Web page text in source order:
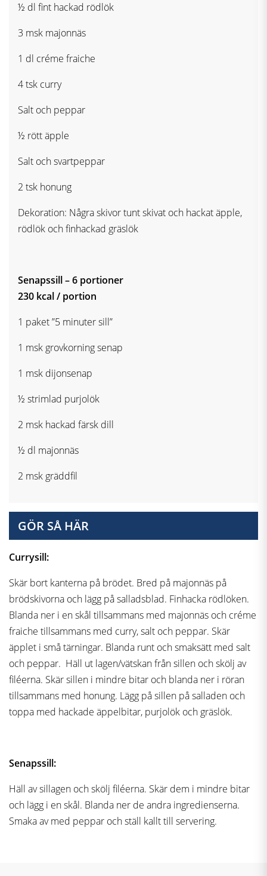
½ dl fint hackad rödlök
3 msk majonnäs
1 dl créme fraiche
4 tsk curry
Salt och peppar
½ rött äpple
Salt och svartpeppar
2 tsk honung
Dekoration: Några skivor tunt skivat och hackat äpple,
rödlök och finhackad gräslök
Senapssill – 6 portioner
230 kcal / portion
1 paket ”5 minuter sill”
1 msk grovkorning senap
1 msk dijonsenap
½ strimlad purjolök
2 msk hackad färsk dill
½ dl majonnäs
2 msk gräddfil
GÖR SÅ HÄR
Currysill:
Skär bort kanterna på brödet. Bred på majonnäs på
brödskivorna och lägg på salladsblad. Finhacka rödlöken.
Blanda ner i en skål tillsammans med majonnäs och créme
fraiche tillsammans med curry, salt och peppar. Skär
äpplet i små tärningar. Blanda runt och smaksätt med salt
och peppar. Häll ut lagen/vätskan från sillen och skölj av
filéerna. Skär sillen i mindre bitar och blanda ner i röran
tillsammans med honung. Lägg på sillen på salladen och
toppa med hackade äppelbitar, purjolök och gräslök.
Senapssill:
Häll av sillagen och skölj filéerna. Skär dem i mindre bitar
och lägg i en skål. Blanda ner de andra ingredienserna.
Smaka av med peppar och ställ kallt till servering.